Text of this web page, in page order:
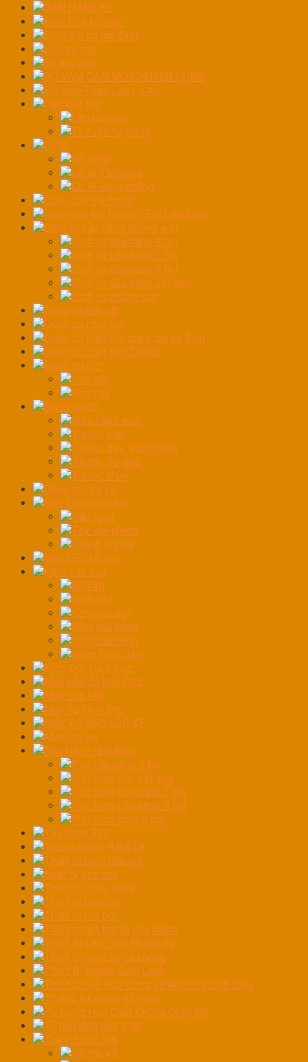
BÀN NÁNG XE
Bình tích khí nén
Bộ dụng cụ gia đình
Bộ kéo nắn
Bộ lục giác
BỘ VAM CẢO MỞ CHUYÊN DỤNG
Bộ Vam Tháo Lắp Lò Xo
Cần xiết lực
Cần cân lực
Tay vặn tự động
Cờ lê
Bộ cờ lê
cờ lê đầu vòng
Cờ lê vòng miệng
Cuộn dây hơi tự rút
Cuộn dây hơi tự rút TEKO dài 20m
Dịch vụ cầu nâng-phòng sơn
Dịch vụ cầu nâng 1 trụ
Dịch vụ cầu nâng 2 trụ
Dịch vụ cầu nâng 4 trụ
Dịch vụ cầu nâng cắt kéo
Dịch vụ phòng sơn
Dụng cụ bắt vít
Dụng cụ cầm tay
Dụng cụ cầm tay dùng pin và điện
Dụng cụ cầm tay Toptul
Dụng cụ cắt
Dao gấp
Kìm cắt
Dụng cụ đo
Máy cân Laser
Thước cặp
Thước dây, thước kéo
Thước đo góc
Thước thuỷ
Dụng cụ rửa xe
Đầu Tuýp các loại
Đầu tuýp
Tay vặn nhanh
Thanh nối dài
Đèn LED tổ ong
Kềm các loại
Bộ kìm
Kềm cắt
Kềm mỏ quạ
Kềm mũi bằng
Kềm mũi nhọn
Kiềm tuốc dây
Kích Đội Thủy Lực
Máy bắn đá khô CO2
Máy chà sàn
Máy Ép thủy lực
MÁY RA VÀO LỐP XE
Máy rửa xe
Phụ kiện - phụ tùng
Phụ cầu nâng 1 trụ
Phụ tùng cầu cắt kéo
Phụ tùng cầu nâng 2 trụ
Phụ tùng cầu nâng 4 trụ
Phụ tùng phòng sơn
Tay Quay 360
Thang nhôm YUMITA
Thiết bị bơm dầu mỡ
thiết bị chà nhá
Thiết bị chiếu sáng
Thiết bị Gara cũ
Thiết bị hút bụi
Thiết bị hút bụi và chà nhám
Thiết Bị Láng Đĩa Phanh Xe
Thiết bị nâng hạ cầu nâng
Thiết Bị Ngành Điện Lạnh
Thiết bị sạc khởi động và kiểm tra bình điện
Thùng, túi đựng đồ nghề
Tủ Đựng Hóa Chất Chống Cháy Nổ
Tủ hấp đèn pha ô tô
Tua vít các loại
Bộ tua vít